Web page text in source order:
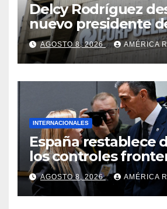
Delcy Rodríguez
nuevo presidente
Corpoelec y nuevo
viceministro de
Eléctricos
AGOSTO 8, 2026 AMÉRICA
INTERNACIONALES
España restablece
los controles
Italia tras el
a retirar las
AGOSTO 8, 2026 AMÉRICA